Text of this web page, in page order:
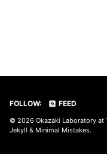
FOLLOW: FEED
© 2026 Okazaki Laboratory
Jekyll & Minimal Mistakes.